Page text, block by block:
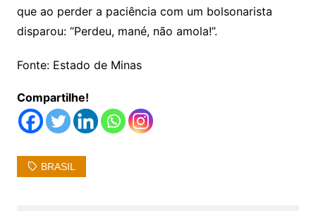
que ao perder a paciência com um bolsonarista
disparou: “Perdeu, mané, não amola!”.
Fonte: Estado de Minas
Compartilhe!
BRASIL